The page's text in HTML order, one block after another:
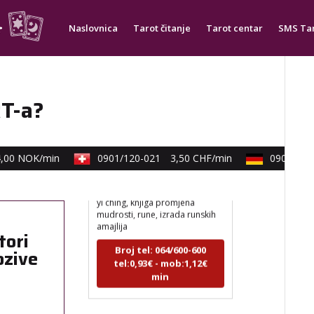
Naslovnica Tarot čitanje Tarot centar SMS
a?
NOK/min 0901/120-021 3,50 CHF/min 0900/830-
TEHNIKE:numerologija,
anđeoski i ljubavni tarot, visak,
amajlija
Broj tel: 064/600-600
tel:0,93€ - mob:1,12€
min